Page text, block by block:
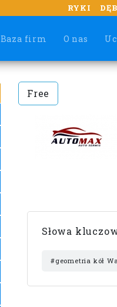
RYKI
Baza firm O nas
Free
Słowa
#geometria kół